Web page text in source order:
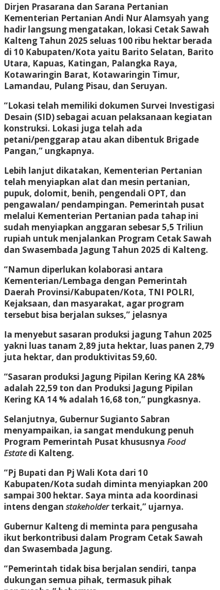
Dirjen Prasarana dan Sarana Pertanian
Kementerian Pertanian Andi Nur Alamsyah yang
hadir langsung mengatakan, lokasi Cetak Sawah
Kalteng Tahun 2025 seluas 100 ribu hektar berada
di 10 Kabupaten/Kota yaitu Barito Selatan, Barito
Utara, Kapuas, Katingan, Palangka Raya,
Kotawaringin Barat, Kotawaringin Timur,
Lamandau, Pulang Pisau, dan Seruyan.
“Lokasi telah memiliki dokumen Survei Investigasi
Desain (SID) sebagai acuan pelaksanaan kegiatan
konstruksi. Lokasi juga telah ada
petani/penggarap atau akan dibentuk Brigade
Pangan,” ungkapnya.
Lebih lanjut dikatakan, Kementerian Pertanian
telah menyiapkan alat dan mesin pertanian,
pupuk, dolomit, benih, pengendali OPT, dan
pengawalan/ pendampingan. Pemerintah pusat
melalui Kementerian Pertanian pada tahap ini
sudah menyiapkan anggaran sebesar 5,5 Triliun
rupiah untuk menjalankan Program Cetak Sawah
dan Swasembada Jagung Tahun 2025 di Kalteng.
“Namun diperlukan kolaborasi antara
Kementerian/Lembaga dengan Pemerintah
Daerah Provinsi/Kabupaten/Kota, TNI POLRI,
Kejaksaan, dan masyarakat, agar program
tersebut bisa berjalan sukses,” jelasnya
Ia menyebut sasaran produksi jagung Tahun 2025
yakni luas tanam 2,89 juta hektar, luas panen 2,79
juta hektar, dan produktivitas 59,60.
“Sasaran produksi Jagung Pipilan Kering KA 28%
adalah 22,59 ton dan Produksi Jagung Pipilan
Kering KA 14 % adalah 16,68 ton,” pungkasnya.
Selanjutnya, Gubernur Sugianto Sabran
menyampaikan, ia sangat mendukung penuh
Program Pemerintah Pusat khususnya Food
Estatedi Kalteng.
“Pj Bupati dan Pj Wali Kota dari 10
Kabupaten/Kota sudah diminta menyiapkan 200
sampai 300 hektar. Saya minta ada koordinasi
intens dengan stakeholderterkait,” ujarnya.
Gubernur Kalteng di meminta para pengusaha
ikut berkontribusi dalam Program Cetak Sawah
dan Swasembada Jagung.
“Pemerintah tidak bisa berjalan sendiri, tanpa
dukungan semua pihak, termasuk pihak